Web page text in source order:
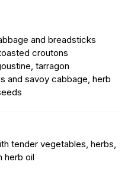
and breadsticks
croutons
tarragon
and savoy cabbage, herb
tender vegetables, herbs,
herb oil